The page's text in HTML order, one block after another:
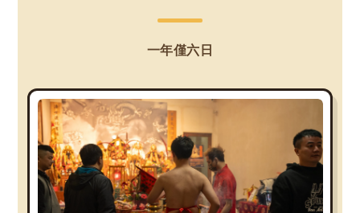
一年僅六日